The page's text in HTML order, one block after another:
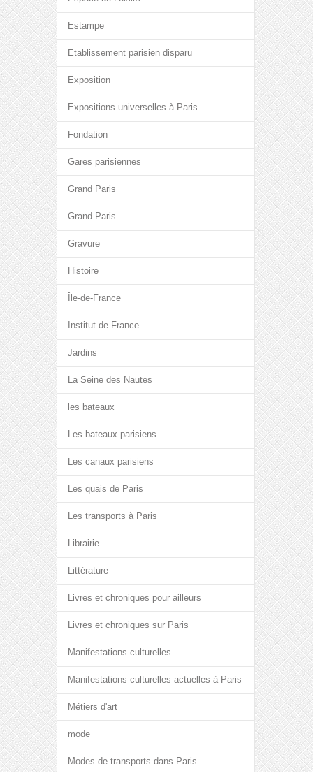
Estampe
Etablissement parisien disparu
Exposition
Expositions universelles à Paris
Fondation
Gares parisiennes
Grand Paris
Grand Paris
Gravure
Histoire
Île-de-France
Institut de France
Jardins
La Seine des Nautes
les bateaux
Les bateaux parisiens
Les canaux parisiens
Les quais de Paris
Les transports à Paris
Librairie
Littérature
Livres et chroniques pour ailleurs
Livres et chroniques sur Paris
Manifestations culturelles
Manifestations culturelles actuelles à Paris
Métiers d'art
mode
Modes de transports dans Paris